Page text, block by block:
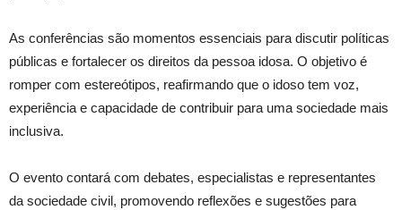
As conferências são momentos essenciais para discutir políticas
públicas e fortalecer os direitos da pessoa idosa. O objetivo é
romper com estereótipos, reafirmando que o idoso tem voz,
experiência e capacidade de contribuir para uma sociedade mais
inclusiva.
O evento contará com debates, especialistas e representantes
da sociedade civil, promovendo reflexões e sugestões para